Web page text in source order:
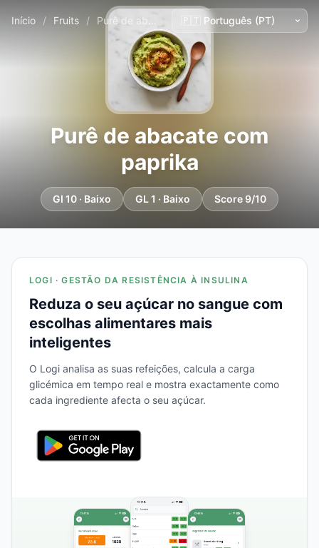
Início / Fruits / Purê de abacate com paprika
Purê de abacate com
paprika
GI 10 · Baixo GL 1 · Baixo Score 9/10
LOGI · GESTÃO DA RESISTÊNCIA À INSULINA
Reduza o seu açúcar no sangue com
escolhas alimentares mais
inteligentes
O Logi analisa as suas refeições, calcula a carga
glicémica em tempo real e mostra exactamente como
cada ingrediente afecta o seu açúcar.